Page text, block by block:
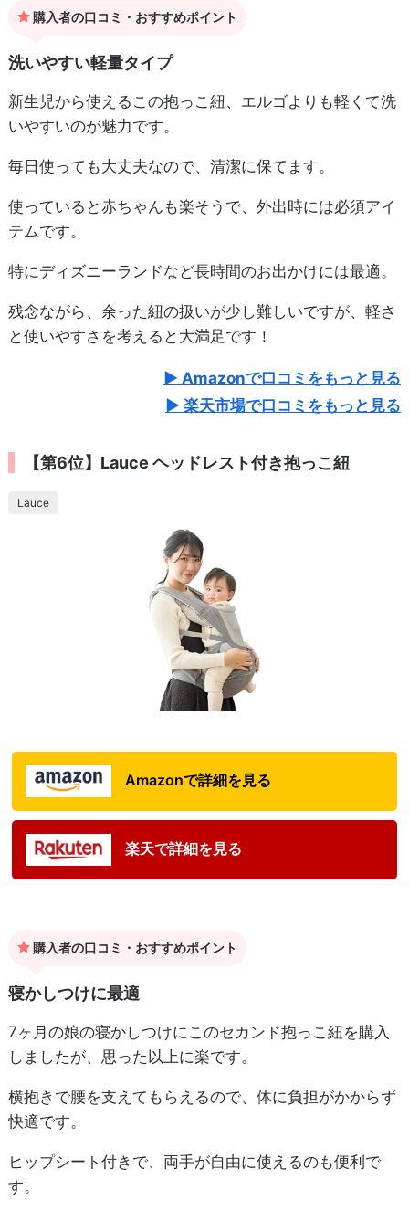
購入者の口コミ・おすすめポイント
洗いやすい軽量タイプ
新生児から使えるこの抱っこ紐、エルゴよりも軽くて洗
いやすいのが魅力です。
毎日使っても大丈夫なので、清潔に保てます。
使っていると赤ちゃんも楽そうで、外出時には必須アイ
テムです。
特にディズニーランドなど長時間のお出かけには最適。
残念ながら、余った紐の扱いが少し難しいですが、軽さ
と使いやすさを考えると大満足です！
Amazonで口コミをもっと見る
楽天市場で口コミをもっと見る
【第6位】Lauce ヘッドレスト付き抱っこ紐
Lauce
Amazonで詳細を見る
楽天で詳細を見る
購入者の口コミ・おすすめポイント
寝かしつけに最適
7ヶ月の娘の寝かしつけにこのセカンド抱っこ紐を購入
しましたが、思った以上に楽です。
横抱きで腰を支えてもらえるので、体に負担がかからず
快適です。
ヒップシート付きで、両手が自由に使えるのも便利で
す。